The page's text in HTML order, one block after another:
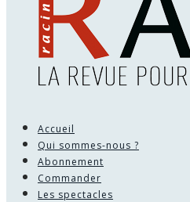
Accueil
Qui sommes-nous ?
Abonnement
Commander
Les spectacles